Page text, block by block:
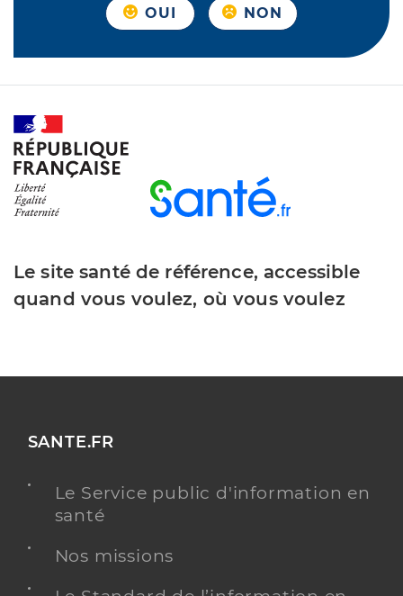
OUI NON
Le site santé de référence, accessible
quand vous voulez, où vous voulez
SANTE.FR
Le Service public d'information en
santé
Nos missions